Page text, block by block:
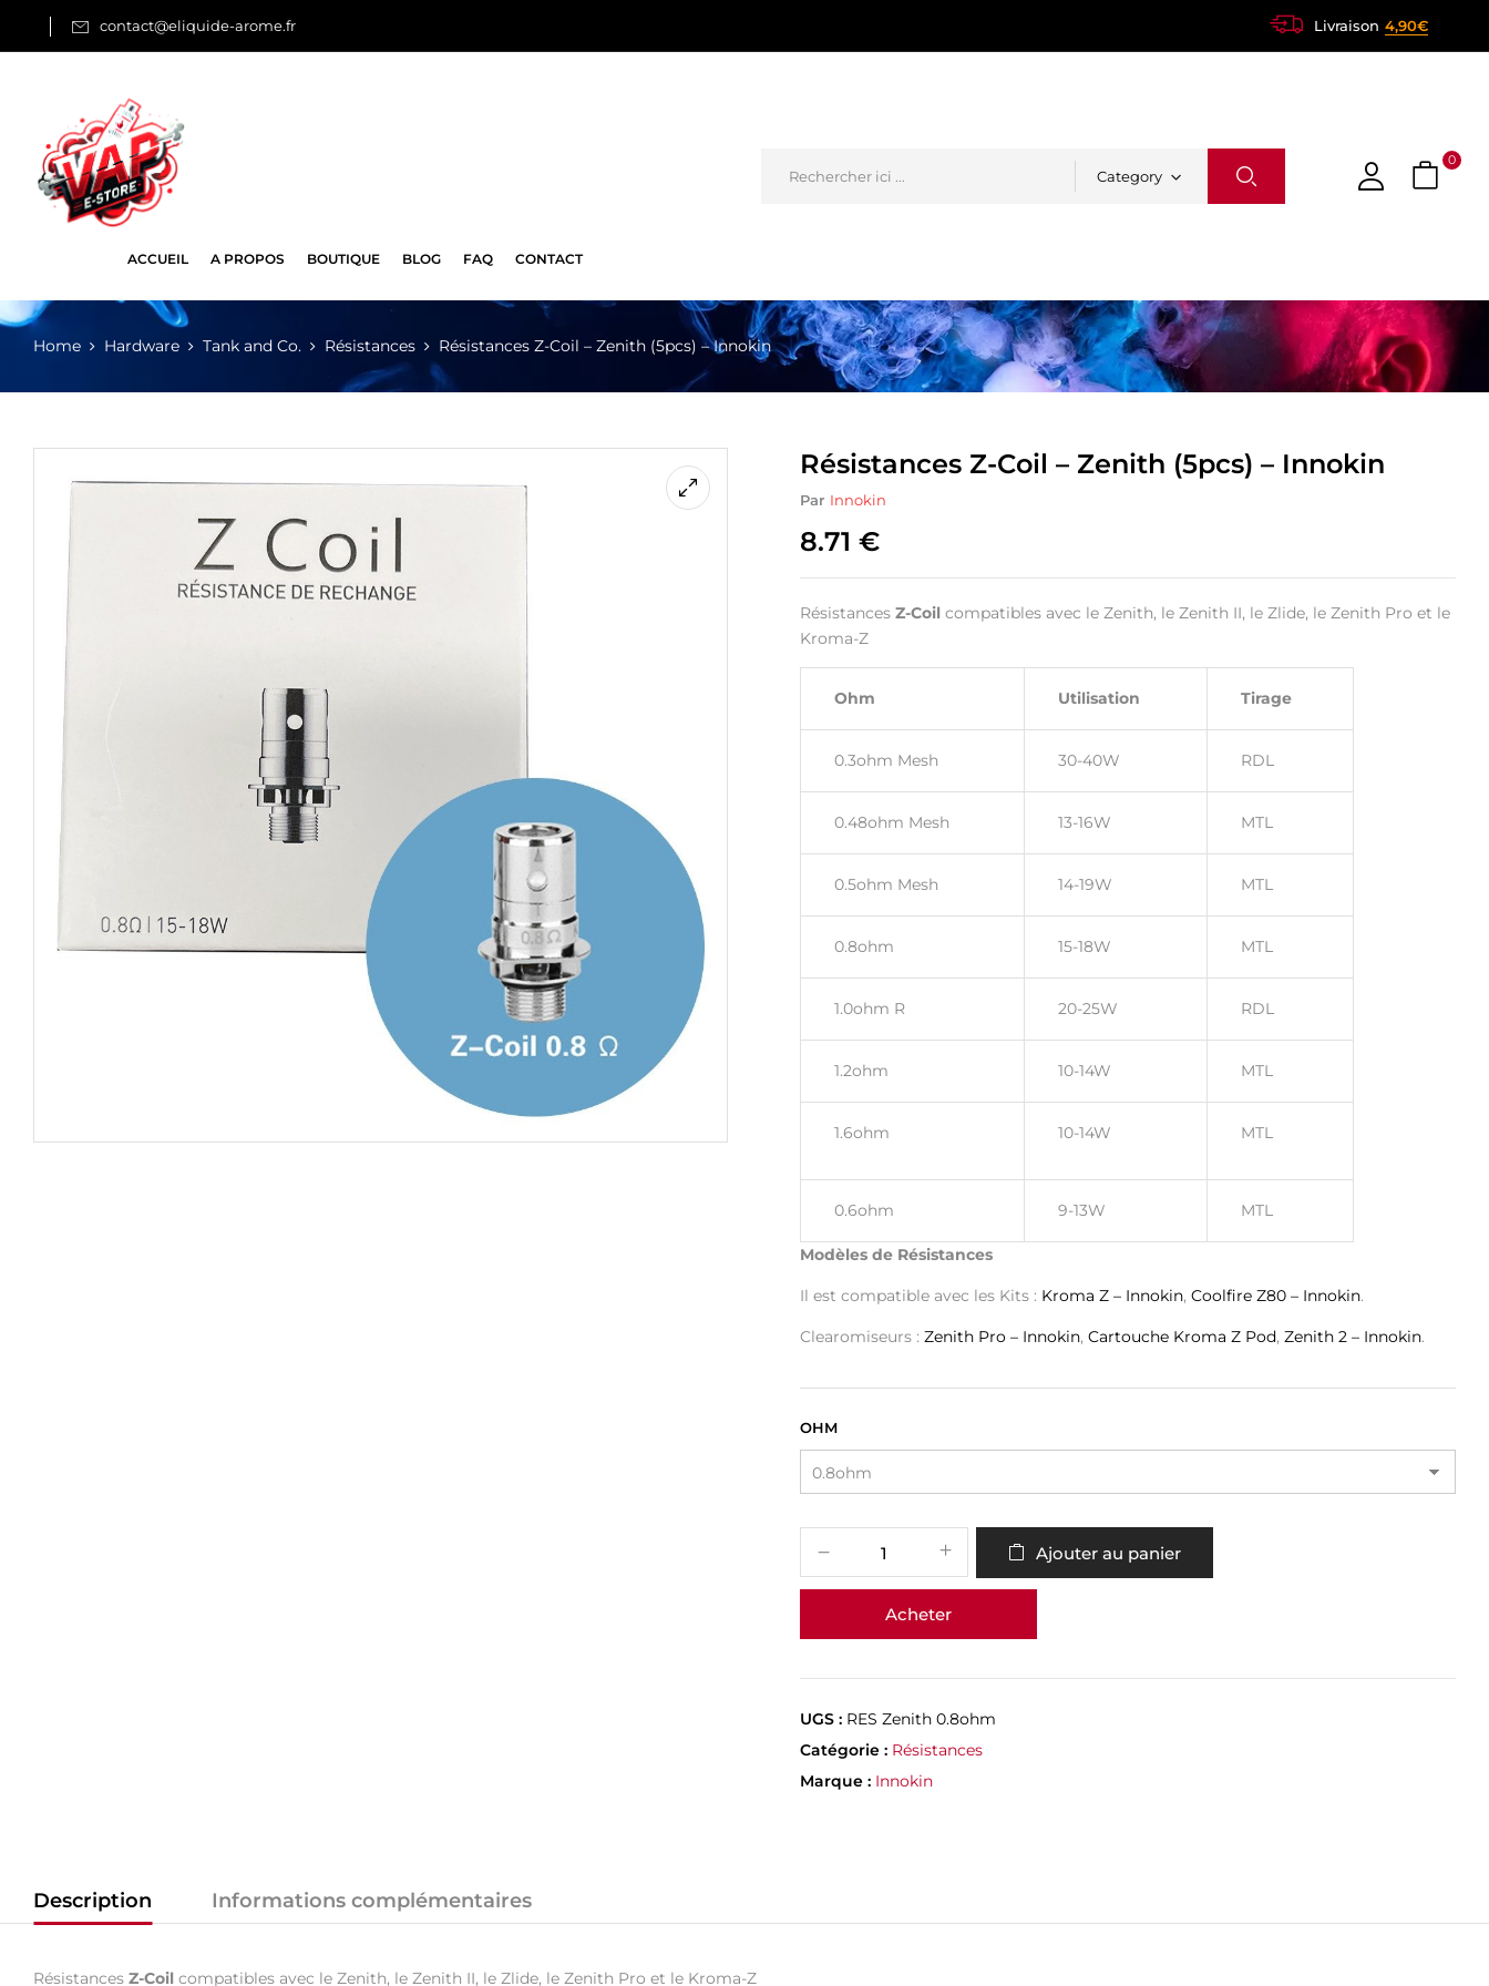
contact@eliquide-arome.fr Livraison 4,90€
ACCUEIL A PROPOS BOUTIQUE BLOG FAQ CONTACT
Category
0
Home Hardware Tank and Co. Résistances Résistances Z-Coil – Zenith (5pcs) – Innokin
Résistances Z-Coil – Zenith (5pcs) – Innokin
Par Innokin
8.71 €
Résistances Z-Coil compatibles avec le Zenith, le Zenith II, le Zlide, le Zenith Pro et le
Kroma-Z
Modèles de Résistances
Ohm Utilisation Tirage
0.3ohm Mesh 30-40W RDL
0.48ohm Mesh 13-16W MTL
0.5ohm Mesh 14-19W MTL
0.8ohm 15-18W MTL
1.0ohm R 20-25W RDL
1.2ohm 10-14W MTL
1.6ohm 10-14W MTL
0.6ohm 9-13W MTL
Il est compatible avec les Kits : Kroma Z – Innokin, Coolfire Z80 – Innokin.
Clearomiseurs : Zenith Pro – Innokin, Cartouche Kroma Z Pod, Zenith 2 – Innokin.
OHM
Ajouter au panier
Acheter
UGS : RES Zenith 0.8ohm
Catégorie : Résistances
Marque : Innokin
Description Informations complémentaires
Résistances Z-Coil compatibles avec le Zenith, le Zenith II, le Zlide, le Zenith Pro et le Kroma-Z